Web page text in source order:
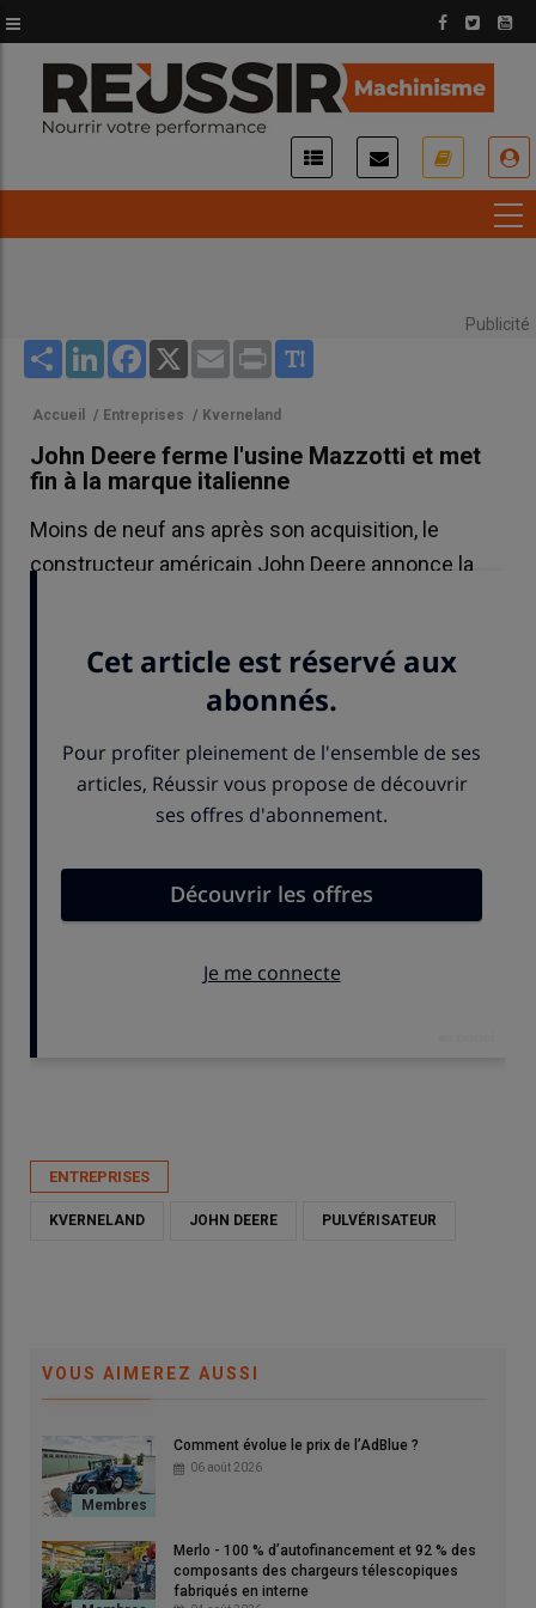
au
contenu
principal
Publicité
Share LinkedInFacebook
X Email Print
Accueil / Entreprises / Kverneland
John Deere ferme l'usine Mazzotti et met
fin à la marque italienne
Moins de neuf ans après son acquisition, le
constructeur américain John Deere annonce la
John Deere a annoncé la fermeture prochaine de l'usine
Mazzotti et la fin de la marque italienne.
© Google Street View
ENTREPRISES
KVERNELAND JOHN DEERE PULVÉRISATEUR
VOUS AIMEREZ AUSSI
Comment évolue le prix de l’AdBlue ?
06 août 2026
Merlo - 100 % d’autofinancement et 92 % des
composants des chargeurs télescopiques
fabriqués en interne